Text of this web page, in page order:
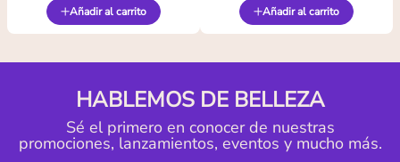
Añadir al carrito Añadir al carrito
HABLEMOS DE BELLEZA
Sé el primero en conocer de nuestras
promociones, lanzamientos, eventos y mucho más.